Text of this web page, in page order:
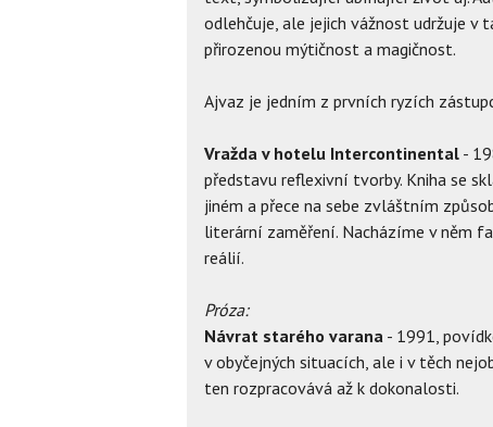
odlehčuje, ale jejich vážnost udržuje v
přirozenou mýtičnost a magičnost.
Ajvaz je jedním z prvních ryzích
Vražda v hotelu Intercontinental -
představu reflexivní tvorby. Kniha se
jiném a přece na sebe zvláštním
literární zaměření. Nacházíme v něm
reálií.
Próza:
Návrat starého varana - 1991,
v obyčejných situacích, ale i v těch
ten rozpracovává až k dokonalosti.